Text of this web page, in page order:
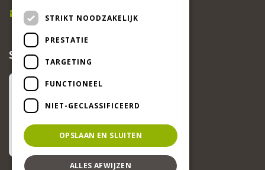
E-mail
info@beekertuincentrum.nl
SCHRIJF EEN RECENSIE EN WIN!
STRIKT NOODZAKELIJK
PRESTATIE
TARGETING
FUNCTIONEEL
NIET-GECLASSIFICEERD
OPSLAAN EN SLUITEN
ALLES AFWIJZEN